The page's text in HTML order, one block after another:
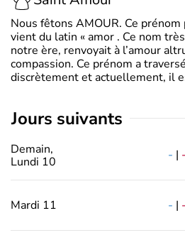
Nous fêtons AMOUR. Ce
vient du latin « amor . Ce nom
notre ère, renvoyait à l’amour
compassion. Ce prénom a
discrètement et actuellement, il
jours suivants
Demain,
Lundi 10
- | -
Mardi 11 - | -